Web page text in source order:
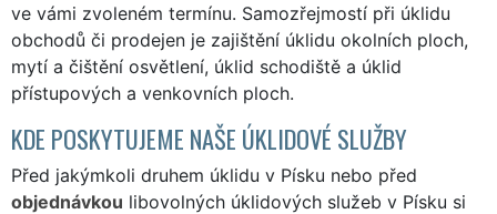
ve vámi zvoleném termínu. Samozřejmostí při úklidu
obchodů či prodejen je zajištění úklidu okolních ploch,
mytí a čištění osvětlení, úklid schodiště a úklid
přístupových a venkovních ploch.
KDE POSKYTUJEME NAŠE ÚKLIDOVÉ SLUŽBY
Před jakýmkoli druhem úklidu v Písku nebo před
objednávkou libovolných úklidových služeb v Písku si